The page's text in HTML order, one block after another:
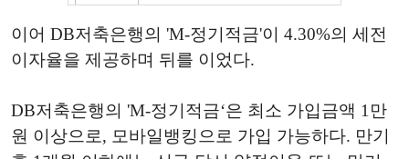
이어 DB저축은행의 'M-정기적금'이 4.30%의 세전
이자율을 제공하며 뒤를 이었다.
DB저축은행의 'M-정기적금‘은 최소 가입금액 1만
원 이상으로, 모바일뱅킹으로 가입 가능하다. 만기